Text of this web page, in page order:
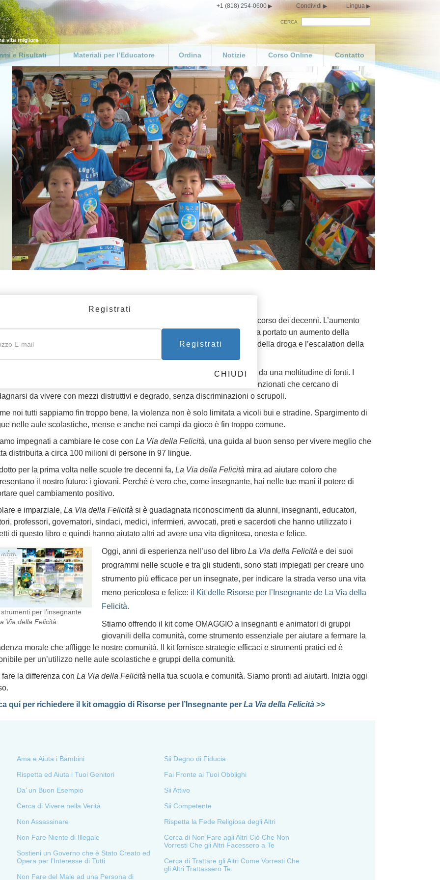
+1 (818) 254-0600 Condividi Lingua
CERCA
e Risultati
aziendale
per i
del settore
per la Polizia
Comunità
Esempio
nel mondo
Materiali per l’Educatore
Benvenuti Educatori e
Insegnanti
KIT DI STRUMENTI PER
L’INSEGNANTE
Download della Guida per
l’Educatore
Risultati Scolastici
Ordina
Personalizza il tuo
La Via della Felicità
Ordina Materiali
Donazioni
Notizie Corso Online Contatto
EDUCATORI E INSEGNANTI
mette in discussione il fatto che gli standard morali sono diminuiti nel corso dei decenni. L’aumento
di droga e alcol, ormai fin troppo diffusi tra le giovani generazioni, ha portato un aumento della
in scuole, città e paesi. Le statistiche mostrano che la proliferazione della droga e l’escalation della
la decenza e il senso di rispetto di sé sono pervertiti quotidianamente da una moltitudine di fonti. I
giovani sono esposti alle pressioni dei coetanei e associazioni di malintenzionati che cercano di
da vivere con mezzi distruttivi e degrado, senza discriminazioni o scrupoli.
noi tutti sappiamo fin troppo bene, la violenza non è solo limitata a vicoli bui e stradine. Spargimento di
nelle aule scolastiche, mense e anche nei campi da gioco è fin troppo comune.
impegnati a cambiare le cose con La Via della Felicità, una guida al buon senso per vivere meglio che
distribuita a circa 100 milioni di persone in 97 lingue.
per la prima volta nelle scuole tre decenni fa, La Via della Felicità mira ad aiutare coloro che
il nostro futuro: i giovani. Perché è vero che, come insegnante, hai nelle tue mani il potere di
quel cambiamento positivo.
e imparziale, La Via della Felicità si è guadagnata riconoscimenti da alunni, insegnanti, educatori,
professori, governatori, sindaci, medici, infermieri, avvocati, preti e sacerdoti che hanno utilizzato i
di questo libro e quindi hanno aiutato altri ad avere una vita dignitosa, onesta e felice.
strumenti per l’insegnante
Via della Felicità
Oggi, anni di esperienza nell’uso del libro La Via della Felicità e dei suoi
programmi nelle scuole e tra gli studenti, sono stati impiegati per creare uno
strumento più efficace per un insegnate, per indicare la strada verso una vita
meno pericolosa e felice: il Kit delle Risorse per l’Insegnante de La Via della
Felicità.
Stiamo offrendo il kit come OMAGGIO a insegnanti e animatori di gruppi
giovanili della comunità, come strumento essenziale per aiutare a fermare la
morale che affligge le nostre comunità. Il kit fornisce strategie efficaci e strumenti pratici ed è
per un’utilizzo nelle aule scolastiche e gruppi della comunità.
fare la differenza con La Via della Felicità nella tua scuola e comunità. Siamo pronti ad aiutarti. Inizia oggi
qui per richiedere il kit omaggio di Risorse per l’Insegnante perLa Via della Felicità>>
Registrati
Registrati
CHIUDI
Ama e Aiuta i Bambini
Rispetta ed Aiuta i Tuoi Genitori
Da’ un Buon Esempio
Cerca di Vivere nella Verità
Non Assassinare
Non Fare Niente di Illegale
Sostieni un Governo che è Stato Creato ed
Opera per l’Interesse di Tutti
Non Fare del Male ad una Persona di
Sii Degno di Fiducia
Fai Fronte ai Tuoi Obblighi
Sii Attivo
Sii Competente
Rispetta la Fede Religiosa degli Altri
Cerca di Non Fare agli Altri Ciò Che Non
Vorresti Che gli Altri Facessero a Te
Cerca di Trattare gli Altri Come Vorresti Che
gli Altri Trattassero Te